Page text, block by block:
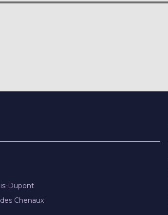
Dupont
Chenaux